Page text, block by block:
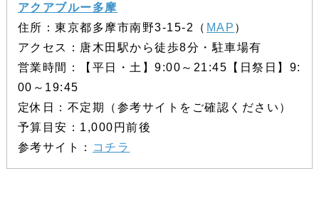
アクアブルー多摩
住所：東京都多摩市南野3-15-2（ MAP ）
アクセス：唐木田駅から徒歩8分・駐車場有
営業時間：【平日・土】9:00～21:45【日祭日】9:
00～19:45
定休日：不定期（参考サイトをご確認ください）
予算目安：1,000円前後
参考サイト：
コチラ